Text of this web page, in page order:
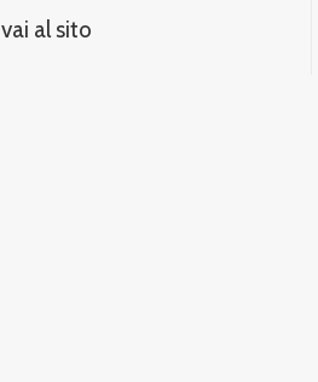
vai al sito